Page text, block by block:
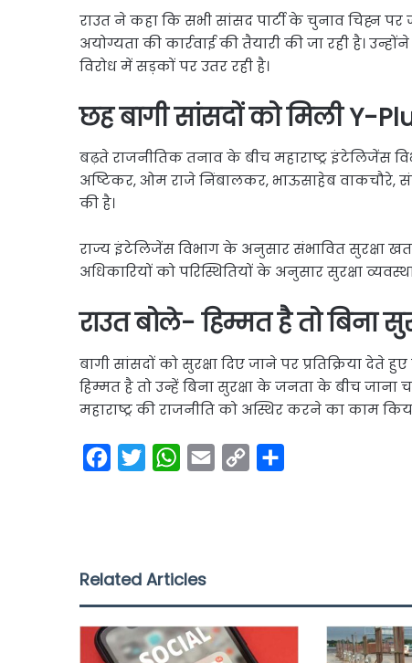
राउत ने कहा कि सभी सांसद पार्टी के चुनाव
अयोग्यता की कार्रवाई की तैयारी की जा रही है।
विरोध में सड़कों पर उतर रही है।
छह बागी सांसदों को मिली Y-
बढ़ते राजनीतिक तनाव के बीच महाराष्ट्र इंटेलिजेंस
अष्टिकर, ओम राजे निंबालकर, भाऊसाहेब वाकचौरे,
की है।
राज्य इंटेलिजेंस विभाग के अनुसार संभावित सुरक्षा
अधिकारियों को परिस्थितियों के अनुसार सुरक्षा
राउत बोले- हिम्मत है तो बिना
बागी सांसदों को सुरक्षा दिए जाने पर प्रतिक्रिया
हिम्मत है तो उन्हें बिना सुरक्षा के जनता के बीच
महाराष्ट्र की राजनीति को अस्थिर करने का काम
k
W
p
n
k
Related Articles